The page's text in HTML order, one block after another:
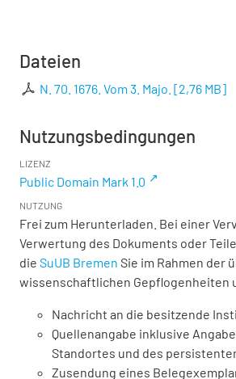
Dateien
N. 70. 1676. Vom 3. Majo. [2,76 MB]
Nutzungsbedingungen
LIZENZ
Public Domain Mark 1.0
NUTZUNG
Frei zum Herunterladen. Bei einer
Verwertung des Dokuments oder
die SuUB Bremen Sie im Rahmen der
wissenschaftlichen Gepflogenheiten
Nachricht an die besitzende
Quellenangabe inklusive
Standortes und des
Zusendung eines